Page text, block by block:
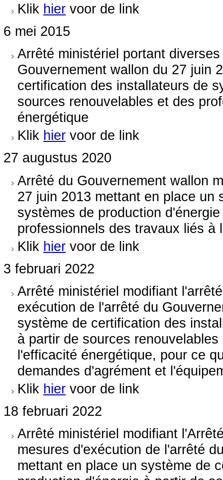
Klik hier voor de link
6 mei 2015
Arrêté ministériel portant
Gouvernement wallon du 27 juin
certification des installateurs de
sources renouvelables et des
énergétique
Klik hier voor de link
27 augustus 2020
Arrêté du Gouvernement wallon
27 juin 2013 mettant en place
systèmes de production
professionnels des travaux liés à
Klik hier voor de link
3 februari 2022
Arrêté ministériel modifiant
exécution de l'arrêté du
système de certification des
à partir de sources
l'efficacité énergétique, pour ce
demandes d'agrément et
Klik hier voor de link
18 februari 2022
Arrêté ministériel modifiant
mesures d'exécution de l'arrêté
mettant en place un système de